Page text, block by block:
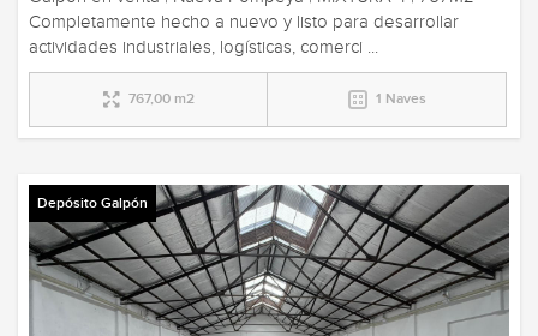
Completamente hecho a nuevo y listo para desarrollar
actividades industriales, logísticas, comerci ...
767,00 m2 1 Naves
Depósito Galpón